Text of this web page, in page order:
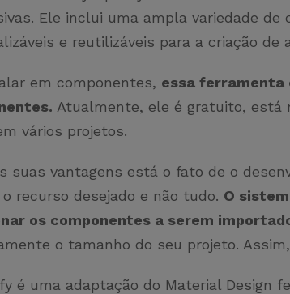
Ele inclui uma ampla variedade de
​​e reutilizáveis ​​para a criação de
em componentes, essa ferramenta
Atualmente, ele é gratuito, está
vários projetos.
suas vantagens está o fato de o
o recurso desejado e não tudo. O
os componentes a serem
o tamanho do seu projeto.
é uma adaptação do Material Design